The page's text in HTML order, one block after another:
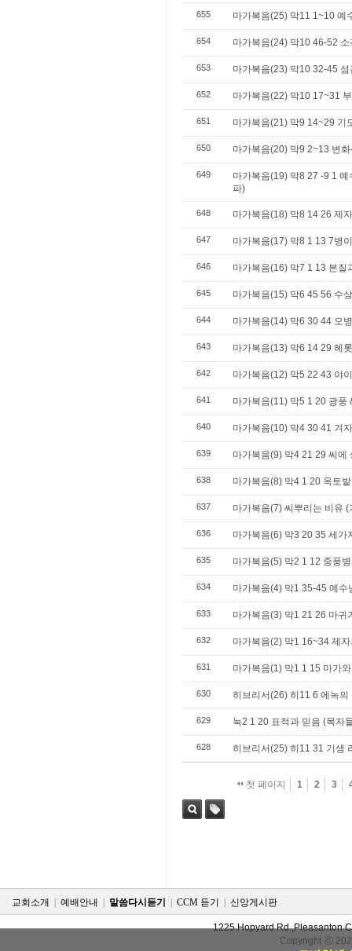
655 마가복음(25) 막11 1~10 예
654 마가복음(24) 막10 46-52
653 마가복음(23) 막10 32-45
652 마가복음(22) 막10 17~31
651 마가복음(21) 막9 14~29 기
650 마가복음(20) 막9 2~13 변
649
마가복음(19) 막8 27 -9 1
파)
648 마가복음(18) 막8 14 26 제
647 마가복음(17) 막8 1 13 7병
646 마가복음(16) 막7 1 13 본질
645 마가복음(15) 막6 45 56 수
644 마가복음(14) 막6 30 44 오
643 마가복음(13) 막6 14 29 헤
642 마가복음(12) 막5 22 43 야
641 마가복음(11) 막5 1 20 광풍
640 마가복음(10) 막4 30 41 겨
639 마가복음(9) 막4 21 29 씨에
638 마가복음(8) 막4 1 20 옥토
637 마가복음(7) 씨뿌리는 비유
636 마가복음(6) 막3 20 35 세가
635 마가복음(5) 막2 1 12 중풍
634 마가복음(4) 막1 35-45 예
633 마가복음(3) 막1 21 26 마귀
632 마가복음(2) 막1 16~34 제
631 마가복음(1) 막1 1 15 마가
630 히브리서(26) 히11 6 에녹의
629 눅2 1 20 표적과 믿음 (목자
628 히브리서(25) 히11 31 기생
첫 페이지 1 2 3
교회소개 예배안내 말씀다시듣기 CCM 듣기 신앙게시판
1225 Hopyard Rd.,Pleasanton
Copyright ⓒ